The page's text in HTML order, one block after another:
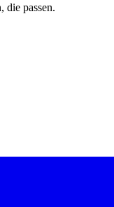
die passen.